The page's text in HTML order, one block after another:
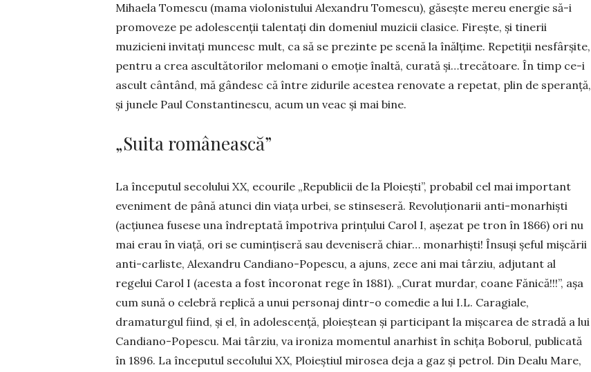
Mihaela Tomescu (ma­ma violonistului Alexandru Tomescu), găsește mereu energie să-i
promoveze pe adolescenții talentați din domeniul muzicii clasice. Firește, și tinerii
muzicieni invitați muncesc mult, ca să se prezinte pe scenă la înălțime. Repetiții nesfârșite,
pentru a crea ascultătorilor melomani o emoție înaltă, curată și…trecătoare. În timp ce-i
ascult cântând, mă gândesc că între zidurile acestea renovate a repetat, plin de speranță,
și junele Paul Constantinescu, acum un veac și mai bine.
„Suita românească”
La începutul secolului XX, ecourile „Republicii de la Ploiești”, probabil cel mai important
eveniment de până atunci din viața urbei, se stinseseră. Revoluționarii anti-monarhiști
(acțiunea fusese una îndreptată împotriva prințului Carol I, așezat pe tron în 1866) ori nu
mai erau în viață, ori se cumințiseră sau deveniseră chiar… monarhiști! Însuși șeful mișcării
anti-carliste, Alexandru Candiano-Popescu, a ajuns, zece ani mai târziu, adjutant al
regelui Carol I (acesta a fost încoronat rege în 1881). „Curat murdar, coane Fănică!!!”, așa
cum sună o celebră replică a unui personaj dintr-o comedie a lui I.L. Caragiale,
dramaturgul fiind, și el, în adolescență, ploieștean și participant la mișcarea de stradă a lui
Candiano-Popescu. Mai târziu, va ironiza momentul anarhist în schița Boborul, publicată
în 1896. La începutul secolului XX, Ploieștiul mirosea deja a gaz și petrol. Din Dealu Mare,